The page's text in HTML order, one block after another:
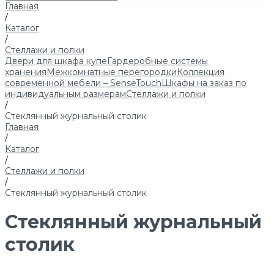
Главная
/
Каталог
/
Стеллажи и полки
Двери для шкафа купеГардеробные системы
храненияМежкомнатные перегородкиКоллекция
современной мебели – SenseTouchШкафы на заказ по
индивидуальным размерамСтеллажи и полки
/
Стеклянный журнальный столик
Главная
/
Каталог
/
Стеллажи и полки
/
Стеклянный журнальный столик
Стеклянный журнальный
столик